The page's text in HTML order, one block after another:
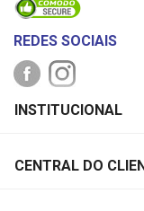
REDES SOCIAIS
PAGAMENTO
INSTITUCIONAL
CENTRAL DO